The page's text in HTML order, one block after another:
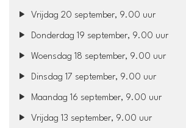
Vrijdag 20 september, 9.00 uur
Donderdag 19 september, 9.00 uur
Woensdag 18 september, 9.00 uur
Dinsdag 17 september, 9.00 uur
Maandag 16 september, 9.00 uur
Vrijdag 13 september, 9.00 uur